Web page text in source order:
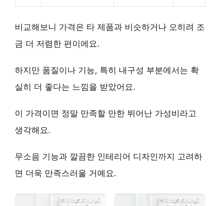
비교해보니 가격은 타 제품과 비슷하거나 오히려 조
금 더 저렴한 편이에요.
하지만 품질이나 기능, 특히 내구성 부분에서는 확
실히 더 좋다는 느낌을 받았어요.
이 가격이면 정말 만족할 만한 뛰어난 가성비라고
생각해요.
무소음 기능과 깔끔한 인테리어 디자인까지 고려하
면 더욱 만족스러울 거예요.